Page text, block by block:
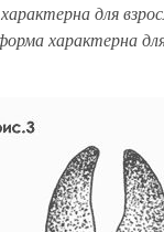
для
характерна